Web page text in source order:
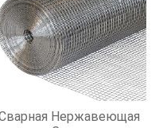
Нержавеющая